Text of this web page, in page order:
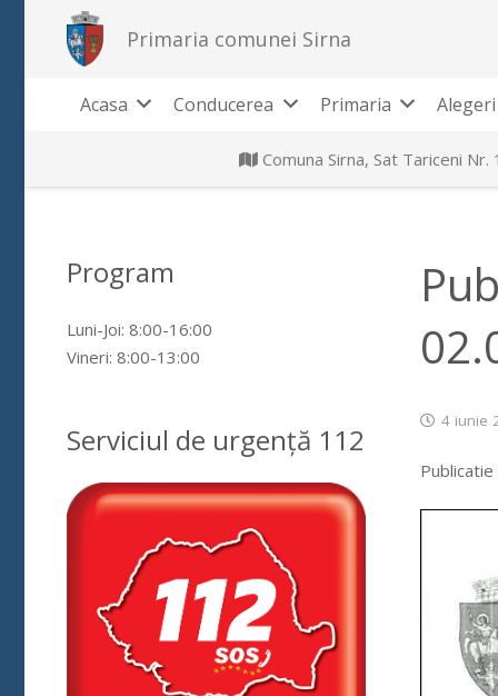
Primaria comunei Sirna
Acasa Conducerea Primaria
Comuna Sirna, Sat Tariceni
4 iunie
Program
Luni-Joi: 8:00-16:00
Vineri: 8:00-13:00
Serviciul de urgență 112